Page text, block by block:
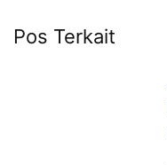
Pos Terkait